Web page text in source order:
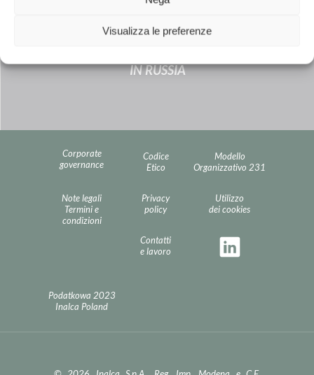
Visualizza le preferenze
INALCA INAUGURA UNA NUOVA
IN RUSSIA
Corporate
governance
Codice
Etico
Modello
Organizzativo 231
Note legali
Termini e
condizioni
Privacy
policy
Utilizzo
dei cookies
Contatti
e lavoro
Podatkowa 2023
Inalca Poland